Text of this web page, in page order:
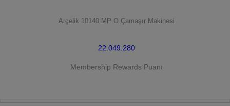
Arçelik 10140 MP O Çamaşır Makinesi
22.049.280
Membership Rewards Puanı